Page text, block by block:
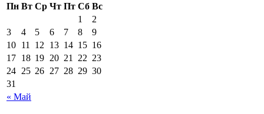
Пн Вт Ср Чт Пт Сб Вс
« Май
1
2
3
4 5 6 7 8
9
10 11 12 13 14 15 16
17 18 19 20 21 22 23
24 25 26 27 28 29 30
31